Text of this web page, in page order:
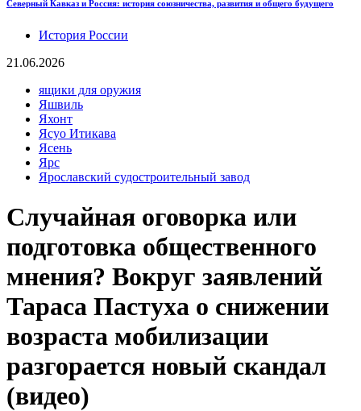
Северный Кавказ и Россия: история союзничества, развития и общего будущего
История России
21.06.2026
ящики для оружия
Яшвиль
Яхонт
Ясуо Итикава
Ясень
Ярс
Ярославский судостроительный завод
Случайная оговорка или
подготовка общественного
мнения? Вокруг заявлений
Тараса Пастуха о снижении
возраста мобилизации
разгорается новый скандал
(видео)